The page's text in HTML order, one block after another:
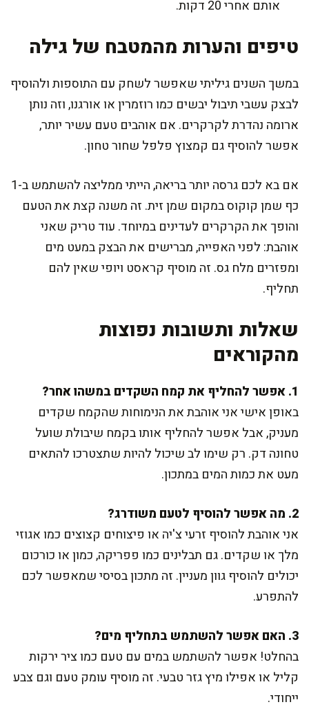
אותם אחרי 20 דקות.
טיפים והערות מהמטבח של גילה
במשך השנים גיליתי שאפשר לשחק עם התוספות ולהוסיף
לבצק עשבי תיבול יבשים כמו רוזמרין או אורגנו, וזה נותן
ארומה נהדרת לקרקרים. אם אוהבים טעם עשיר יותר,
אפשר להוסיף גם קמצוץ פלפל שחור טחון.
אם בא לכם גרסה יותר בריאה, הייתי ממליצה להשתמש ב-1
כף שמן קוקוס במקום שמן זית. זה משנה קצת את הטעם
והופך את הקרקרים לעדינים במיוחד. עוד טריק שאני
אוהבת: לפני האפייה, מברישים את הבצק במעט מים
ומפזרים מלח גס. זה מוסיף קראסט ויופי שאין להם
תחליף.
שאלות ותשובות נפוצות
מהקוראים
1. אפשר להחליף את קמח השקדים במשהו אחר?
באופן אישי אני אוהבת את הנימוחות שהקמח שקדים
מעניק, אבל אפשר להחליף אותו בקמח שיבולת שועל
טחונה דק. רק שימו לב שיכול להיות שתצטרכו להתאים
מעט את כמות המים במתכון.
2. מה אפשר להוסיף לטעם משודרג?
אני אוהבת להוסיף זרעי צ'יה או פיצוחים קצוצים כמו אגוזי
מלך או שקדים. גם תבלינים כמו פפריקה, כמון או כורכום
יכולים להוסיף גוון מעניין. זה מתכון בסיסי שמאפשר לכם
להתפרע.
3. האם אפשר להשתמש בתחליף מים?
בהחלט! אפשר להשתמש במים עם טעם כמו ציר ירקות
קליל או אפילו מיץ גזר טבעי. זה מוסיף עומק טעם וגם צבע
ייחודי.